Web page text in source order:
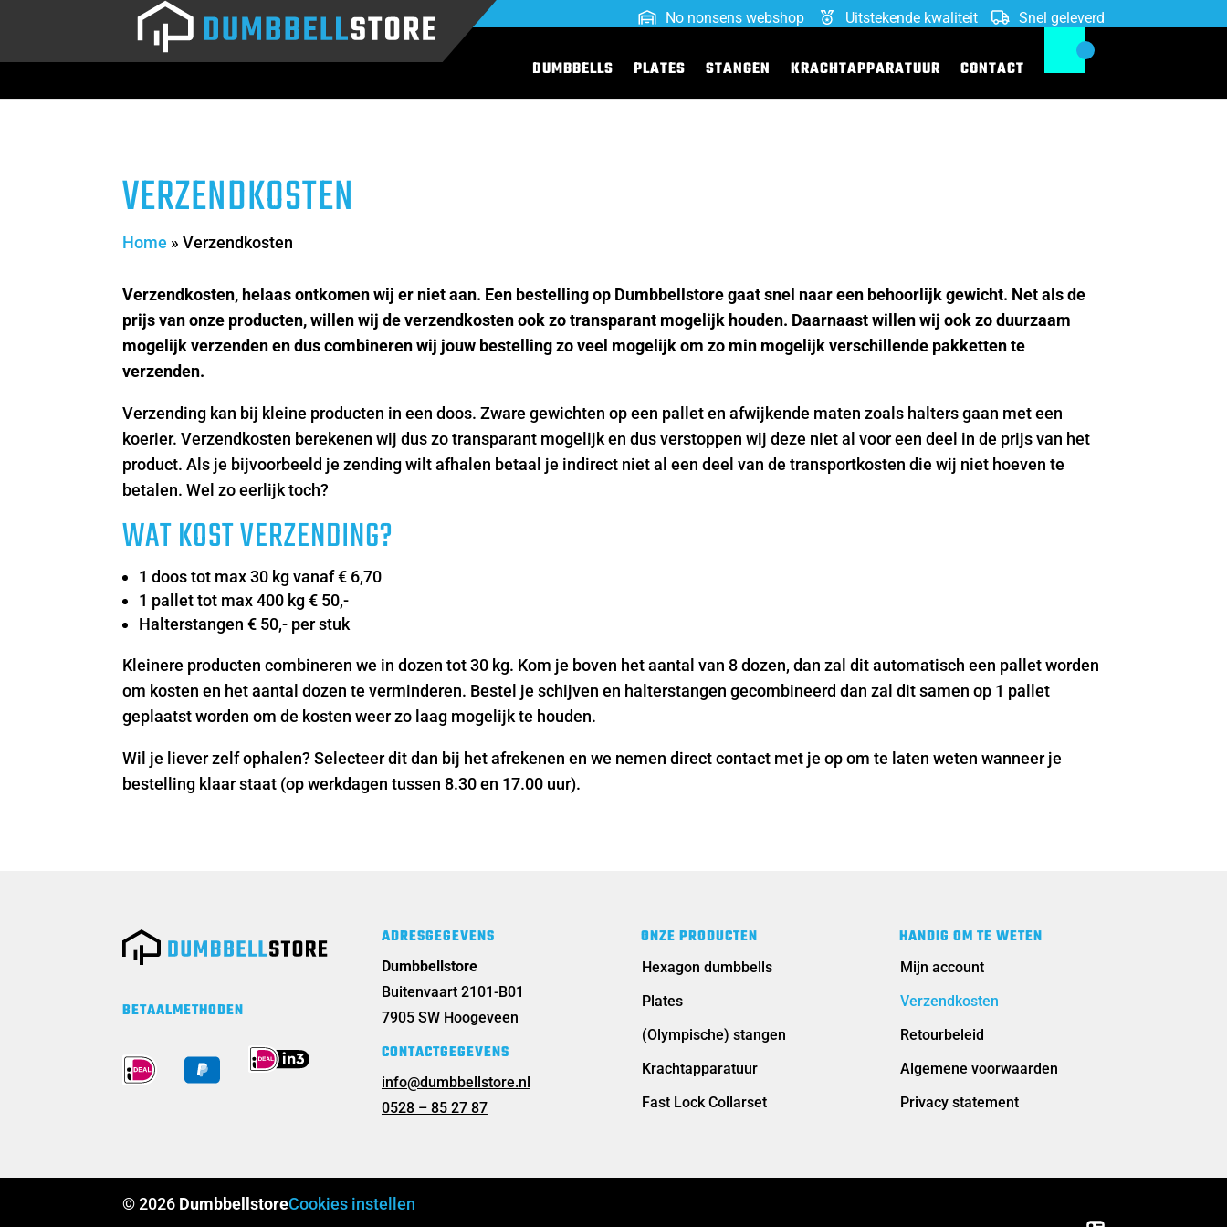
No nonsens webshop Uitstekende kwaliteit Snel geleverd
DUMBBELLS PLATES STANGEN KRACHTAPPARATUUR CONTACT
VERZENDKOSTEN
Home »Verzendkosten
Verzendkosten, helaas ontkomen wij er niet aan. Een bestelling op Dumbbellstore gaat snel naar een behoorlijk gewicht. Net als de
prijs van onze producten, willen wij de verzendkosten ook zo transparant mogelijk houden. Daarnaast willen wij ook zo duurzaam
mogelijk verzenden en dus combineren wij jouw bestelling zo veel mogelijk om zo min mogelijk verschillende pakketten te
verzenden.
Verzending kan bij kleine producten in een doos. Zware gewichten op een pallet en afwijkende maten zoals halters gaan met een
koerier. Verzendkosten berekenen wij dus zo transparant mogelijk en dus verstoppen wij deze niet al voor een deel in de prijs van het
product. Als je bijvoorbeeld je zending wilt afhalen betaal je indirect niet al een deel van de transportkosten die wij niet hoeven te
betalen. Wel zo eerlijk toch?
WAT KOST VERZENDING?
1 doos tot max 30 kg vanaf € 6,70
1 pallet tot max 400 kg € 50,-
Halterstangen € 50,- per stuk
Kleinere producten combineren we in dozen tot 30 kg. Kom je boven het aantal van 8 dozen, dan zal dit automatisch een pallet worden
om kosten en het aantal dozen te verminderen. Bestel je schijven en halterstangen gecombineerd dan zal dit samen op 1 pallet
geplaatst worden om de kosten weer zo laag mogelijk te houden.
Wil je liever zelf ophalen? Selecteer dit dan bij het afrekenen en we nemen direct contact met je op om te laten weten wanneer je
bestelling klaar staat (op werkdagen tussen 8.30 en 17.00 uur).
BETAALMETHODEN
ADRESGEGEVENS
Dumbbellstore
Buitenvaart 2101-B01
7905 SW Hoogeveen
CONTACTGEGEVENS
info@dumbbellstore.nl
0528 – 85 27 87
ONZE PRODUCTEN
Hexagon dumbbells
Plates
(Olympische) stangen
Krachtapparatuur
Fast Lock Collarset
HANDIG OM TE WETEN
Mijn account
Verzendkosten
Retourbeleid
Algemene voorwaarden
Privacy statement
© 2026 DumbbellstoreCookies instellen